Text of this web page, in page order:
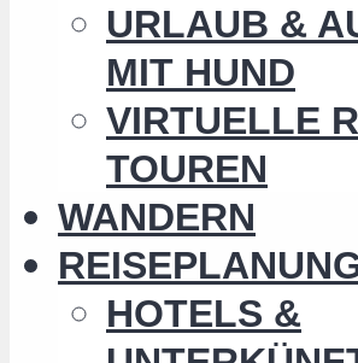
URLAUB &
MIT HUND
VIRTUELLE
TOUREN
WANDERN
HOTELS &